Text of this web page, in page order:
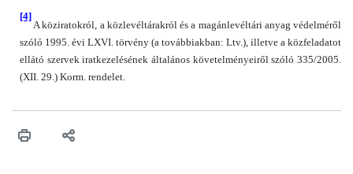
[4]
A köziratokról, a közlevéltárakról és a magánlevéltári anyag védelméről
szóló 1995. évi LXVI. törvény (a továbbiakban: Ltv.), illetve a közfeladatot
ellátó szervek iratkezelésének általános követelményeiről szóló 335/2005.
(XII. 29.) Korm. rendelet.